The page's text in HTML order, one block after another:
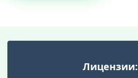
Лицензии: